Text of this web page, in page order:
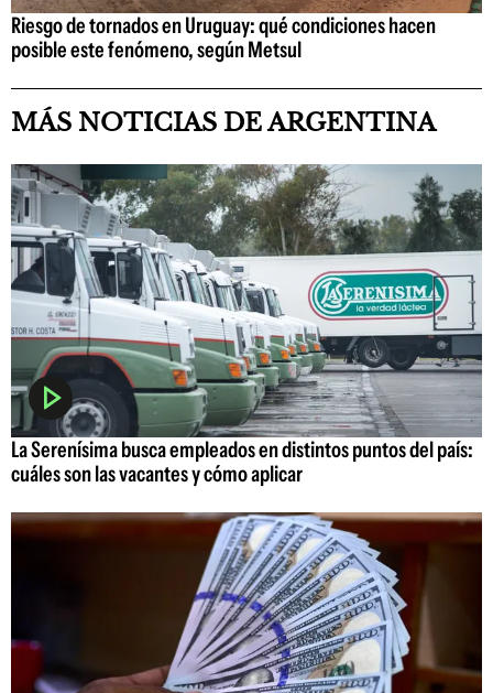
Riesgo de tornados en Uruguay: qué condiciones hacen
posible este fenómeno, según Metsul
MÁS NOTICIAS DE ARGENTINA
La Serenísima busca empleados en distintos puntos del país:
cuáles son las vacantes y cómo aplicar